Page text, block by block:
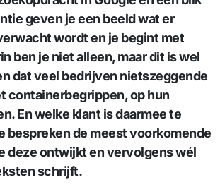
geven je een beeld wat er
wordt en je begint met
ben je niet alleen, maar dit is wel
dat veel bedrijven nietszeggende
containerbegrippen, op hun
En welke klant is daarmee te
bespreken de meest voorkomende
deze ontwijkt en vervolgens wél
schrijft.